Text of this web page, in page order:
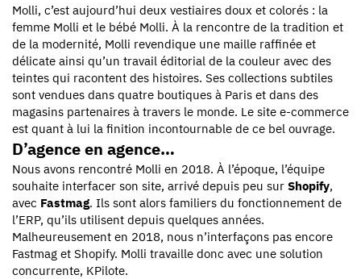
Molli, c’est aujourd’hui deux vestiaires doux et colorés : la
femme Molli et le bébé Molli. À la rencontre de la tradition et
de la modernité, Molli revendique une maille raffinée et
délicate ainsi qu’un travail éditorial de la couleur avec des
teintes qui racontent des histoires. Ses collections subtiles
sont vendues dans quatre boutiques à Paris et dans des
magasins partenaires à travers le monde. Le site e-commerce
est quant à lui la finition incontournable de ce bel ouvrage.
D’agence en agence…
Nous avons rencontré Molli en 2018. À l’époque, l’équipe
souhaite interfacer son site, arrivé depuis peu surShopify,
avec Fastmag. Ils sont alors familiers du fonctionnement de
l’ERP, qu’ils utilisent depuis quelques années.
Malheureusement en 2018, nous n’interfaçons pas encore
Fastmag et Shopify. Molli travaille donc avec une solution
concurrente, KPilote.